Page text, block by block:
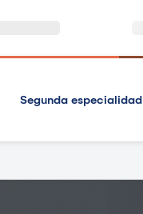
Segunda especialidad